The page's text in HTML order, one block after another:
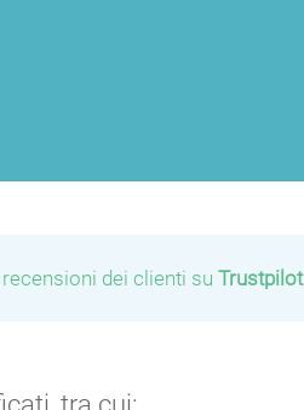
dei clienti su Trustpilot